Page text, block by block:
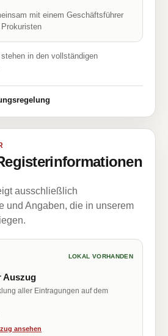
mit einem Geschäftsführer
in den vollständigen
ausschließlich
und Angaben, die in unserem
LOKAL VORHANDEN
Auszug
aller Eintragungen auf dem
ansehen